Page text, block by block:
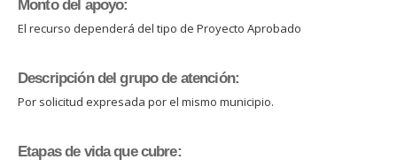
Monto del apoyo:
El recurso dependerá del tipo de Proyecto Aprobado
Descripción del grupo de atención:
Por solicitud expresada por el mismo municipio.
Etapas de vida que cubre: